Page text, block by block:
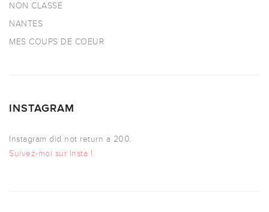
NON CLASSE
NANTES
MES COUPS DE COEUR
INSTAGRAM
Instagram did not return a 200.
Suivez-moi sur Insta !